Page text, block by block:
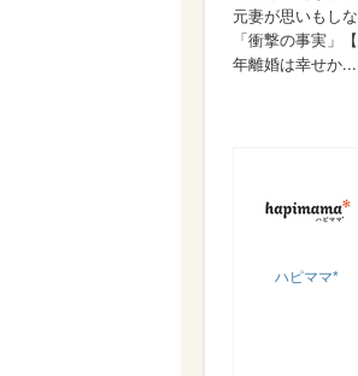
ハピママ*